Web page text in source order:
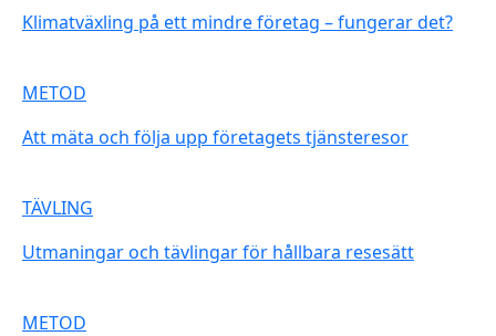
Klimatväxling på ett mindre företag – fungerar det?
METOD
Att mäta och följa upp företagets tjänsteresor
TÄVLING
Utmaningar och tävlingar för hållbara resesätt
METOD